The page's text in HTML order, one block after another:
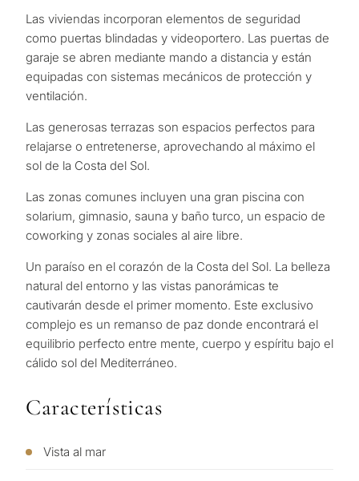
Las viviendas incorporan elementos de seguridad
como puertas blindadas y videoportero. Las puertas de
garaje se abren mediante mando a distancia y están
equipadas con sistemas mecánicos de protección y
ventilación.
Las generosas terrazas son espacios perfectos para
relajarse o entretenerse, aprovechando al máximo el
sol de la Costa del Sol.
Las zonas comunes incluyen una gran piscina con
solarium, gimnasio, sauna y baño turco, un espacio de
coworking y zonas sociales al aire libre.
Un paraíso en el corazón de la Costa del Sol. La belleza
natural del entorno y las vistas panorámicas te
cautivarán desde el primer momento. Este exclusivo
complejo es un remanso de paz donde encontrará el
equilibrio perfecto entre mente, cuerpo y espíritu bajo el
cálido sol del Mediterráneo.
Características
Vista al mar
CUESTIONARIO
Selección
personalizada
de
propiedades
en Marbella
Responda a unas
preguntas y
seleccionaremos
propiedades y soluciones
según su presupuesto,
objetivos y requisitos
legales.
Sin compromiso •
una
Consulta
Deja tu solicitud: te
contactaremos en
30 minutos
✓
Sin spam ni
publicidad
✓
Sólo 1 respuesta
experta
✓Confidencial
Le interesa *